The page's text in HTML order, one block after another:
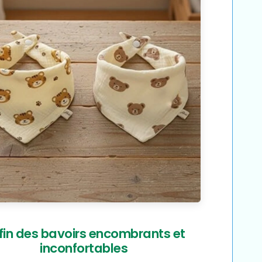
des bavoirs encombrants et
inconfortables